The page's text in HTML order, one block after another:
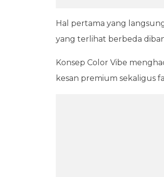
Hal pertama yang
yang terlihat berbeda
Konsep Color Vibe
kesan premium sekaligus